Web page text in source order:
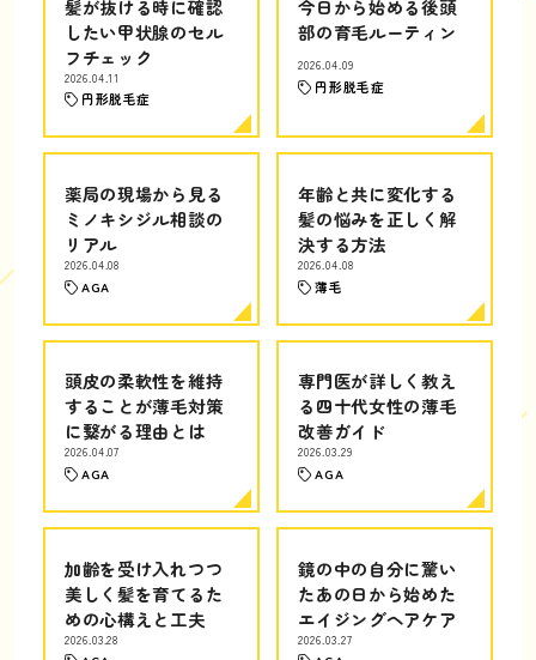
髪が抜ける時に確認
したい甲状腺のセル
フチェック
2026.04.11
円形脱毛症
今日から始める後頭
部の育毛ルーティン
2026.04.09
円形脱毛症
薬局の現場から見る
ミノキシジル相談の
リアル
2026.04.08
AGA
年齢と共に変化する
髪の悩みを正しく解
決する方法
2026.04.08
薄毛
頭皮の柔軟性を維持
することが薄毛対策
に繋がる理由とは
2026.04.07
AGA
専門医が詳しく教え
る四十代女性の薄毛
改善ガイド
2026.03.29
AGA
加齢を受け入れつつ
美しく髪を育てるた
めの心構えと工夫
2026.03.28
鏡の中の自分に驚い
たあの日から始めた
エイジングヘアケア
2026.03.27